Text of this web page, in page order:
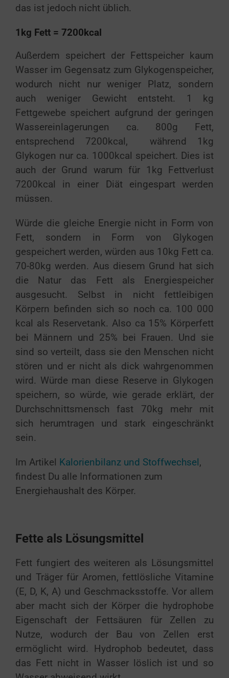
das ist jedoch nicht üblich.
1kg Fett = 7200kcal
Außerdem speichert der Fettspeicher kaum
Wasser im Gegensatz zum Glykogenspeicher,
wodurch nicht nur weniger Platz, sondern
auch weniger Gewicht entsteht. 1 kg
Fettgewebe speichert aufgrund der geringen
Wassereinlagerungen ca. 800g Fett,
entsprechend 7200kcal, während 1kg
Glykogen nur ca. 1000kcal speichert. Dies ist
auch der Grund warum für 1kg Fettverlust
7200kcal in einer Diät eingespart werden
müssen.
Würde die gleiche Energie nicht in Form von
Fett, sondern in Form von Glykogen
gespeichert werden, würden aus 10kg Fett ca.
70-80kg werden. Aus diesem Grund hat sich
die Natur das Fett als Energiespeicher
ausgesucht. Selbst in nicht fettleibigen
Körpern befinden sich so noch ca. 100 000
kcal als Reservetank. Also ca 15% Körperfett
bei Männern und 25% bei Frauen. Und sie
sind so verteilt, dass sie den Menschen nicht
stören und er nicht als dick wahrgenommen
wird. Würde man diese Reserve in Glykogen
speichern, so würde, wie gerade erklärt, der
Durchschnittsmensch fast 70kg mehr mit
sich herumtragen und stark eingeschränkt
sein.
Im Artikel Kalorienbilanz und Stoffwechsel ,
findest Du alle Informationen zum
Energiehaushalt des Körper.
Fette als Lösungsmittel
Fett fungiert des weiteren als Lösungsmittel
und Träger für Aromen, fettlösliche Vitamine
(E, D, K, A) und Geschmacksstoffe. Vor allem
aber macht sich der Körper die hydrophobe
Eigenschaft der Fettsäuren für Zellen zu
Nutze, wodurch der Bau von Zellen erst
ermöglicht wird. Hydrophob bedeutet, dass
das Fett nicht in Wasser löslich ist und so